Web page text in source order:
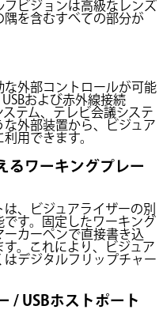
ビジョンは高級なレンズ
を含むすべての部分が
外部コントロールが可能
および赤外線接続
テム、テレビ会議システ
外部装置から、ビジュア
用できます。
るワーキングプレー
、ビジュアライザーの別
す。固定したワーキング
カーペンで直接書き込
。これにより、ビジュア
デジタルフリップチャー
/ USBホストポート